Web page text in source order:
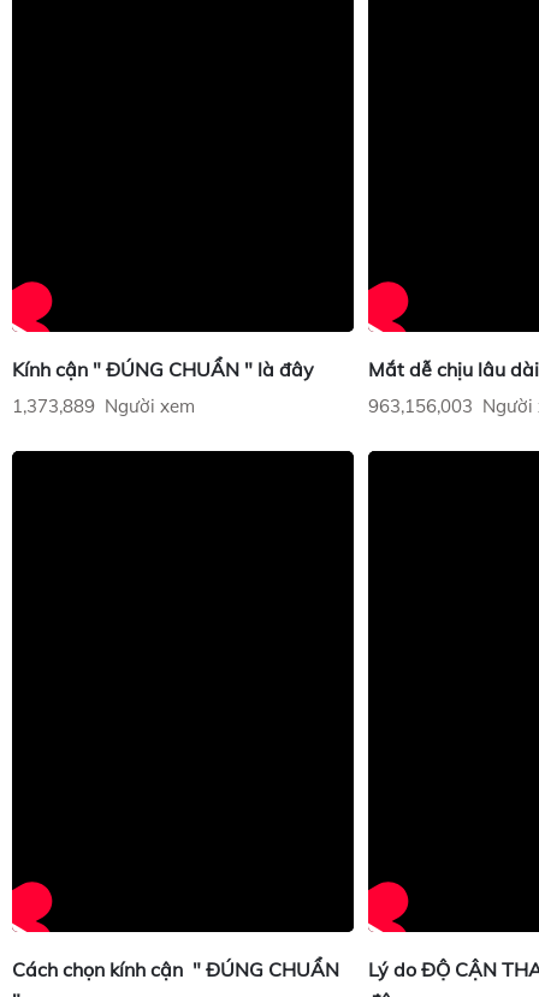
Kính cận " ĐÚNG CHUẨN " là đây
1,373,889 Người xem
Mắt dễ chịu lâu
963,156,003 Người
Cách chọn kính cận " ĐÚNG CHUẨN
Lý do ĐỘ CẬN